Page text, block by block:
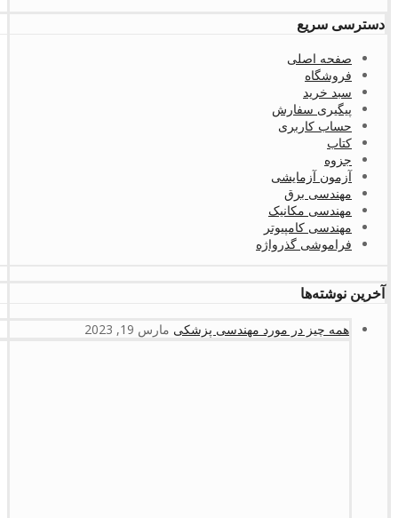
دسترسی سریع
صفحه اصلی
فروشگاه
سبد خرید
پیگیری سفارش
حساب کاربری
کتاب
جزوه
آزمون آزمایشی
مهندسی برق
مهندسی مکانیک
مهندسی کامپیوتر
فراموشی گذرواژه
آخرین نوشته‌ها
همه چیز در مورد مهندسی پزشکی مارس 19, 2023